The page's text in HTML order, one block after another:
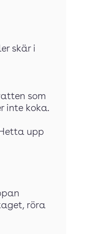
skär i
som
inte koka.
upp
röra